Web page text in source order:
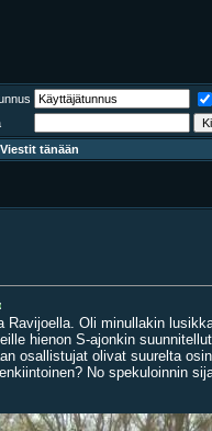
Viestit tänään
Oli minullakin
hienon S-ajonkin
osallistujat olivat suurelta
No spekuloinnin